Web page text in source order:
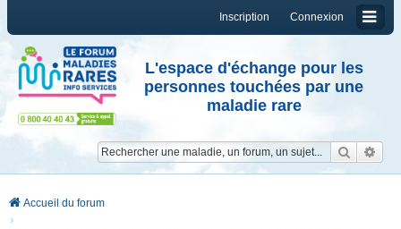
Connexion
Inscription
L'espace d'échange pour les
personnes touchées par une
maladie rare
Accueil du forum